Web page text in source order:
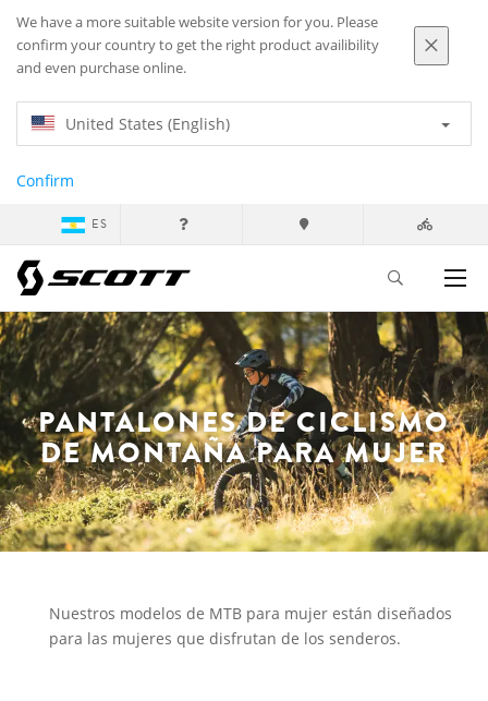
We have a more suitable website version for you. Please
confirm your country to get the right product availibility
and even purchase online.
United States (English)
Confirm
ES
PANTALONES DE CICLISMO
DE MONTAÑA PARA MUJER
Nuestros modelos de MTB para mujer están diseñados
para las mujeres que disfrutan de los senderos.